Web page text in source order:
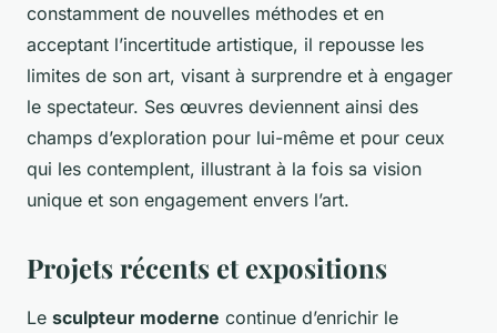
constamment de nouvelles méthodes et en
acceptant l’incertitude artistique, il repousse les
limites de son art, visant à surprendre et à engager
le spectateur. Ses œuvres deviennent ainsi des
champs d’exploration pour lui-même et pour ceux
qui les contemplent, illustrant à la fois sa vision
unique et son engagement envers l’art.
Projets récents et expositions
Le sculpteur moderne continue d’enrichir le